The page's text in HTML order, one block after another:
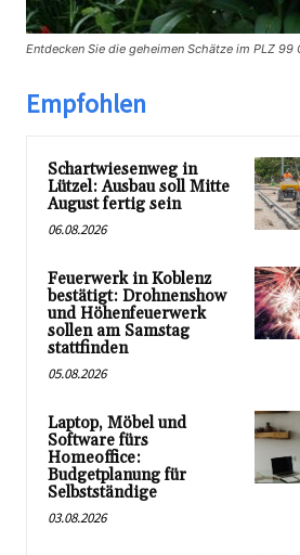
Entdecken Sie die geheimen Schätze im PLZ
Empfohlen
Schartwiesenweg in
Lützel: Ausbau soll Mitte
August fertig sein
06.08.2026
Feuerwerk in Koblenz
bestätigt: Drohnenshow
und Höhenfeuerwerk
sollen am Samstag
stattfinden
05.08.2026
Laptop, Möbel und
Software fürs
Homeoffice:
Budgetplanung für
Selbstständige
03.08.2026